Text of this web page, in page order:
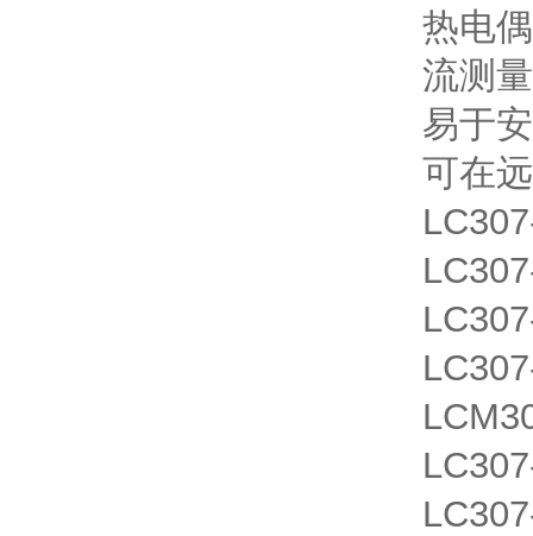
热电
流测
易于
可在